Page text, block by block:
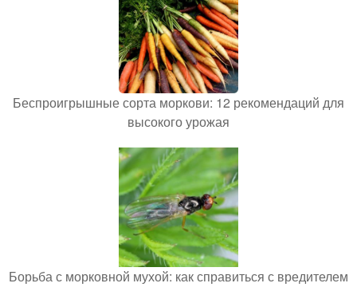
Беспроигрышные сорта моркови: 12 рекомендаций для
высокого урожая
Борьба с морковной мухой: как справиться с вредителем